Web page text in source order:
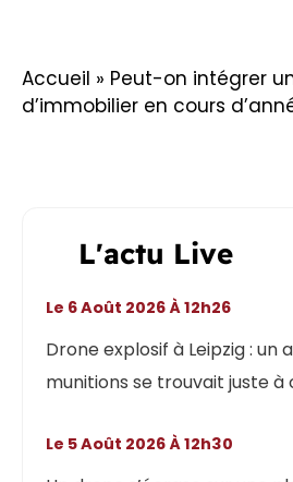
Accueil » Peut-on intégrer
d’immobilier en cours
L'actu Live
Drone explosif à Leipzig : un
munitions se trouvait juste à
Le 6 Août 2026 À 12h26
Le 5 Août 2026 À 12h30